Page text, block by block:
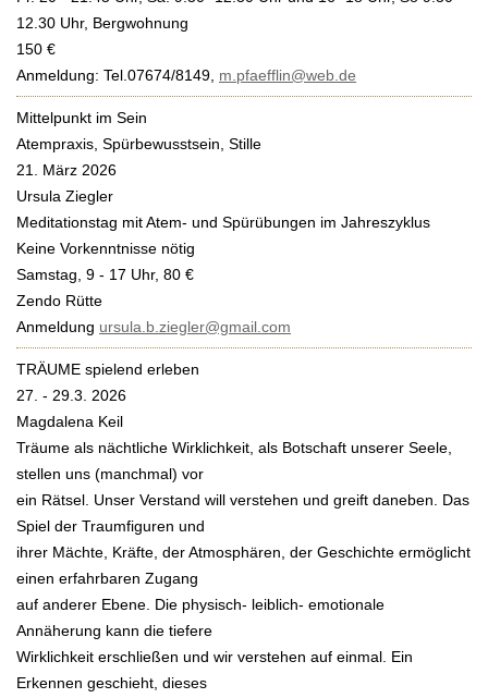
12.30 Uhr, Bergwohnung
150 €
Anmeldung: Tel.07674/8149, m.pfaefflin@web.de
Mittelpunkt im Sein
Atempraxis, Spürbewusstsein, Stille
21. März 2026
Ursula Ziegler
Meditationstag mit Atem- und Spürübungen im Jahreszyklus
Keine Vorkenntnisse nötig
Samstag, 9 - 17 Uhr, 80 €
Zendo Rütte
Anmeldung ursula.b.ziegler@gmail.com
TRÄUME spielend erleben
27. - 29.3. 2026
Magdalena Keil
Träume als nächtliche Wirklichkeit, als Botschaft unserer Seele,
stellen uns (manchmal) vor
ein Rätsel. Unser Verstand will verstehen und greift daneben. Das
Spiel der Traumfiguren und
ihrer Mächte, Kräfte, der Atmosphären, der Geschichte ermöglicht
einen erfahrbaren Zugang
auf anderer Ebene. Die physisch- leiblich- emotionale
Annäherung kann die tiefere
Wirklichkeit erschließen und wir verstehen auf einmal. Ein
Erkennen geschieht, dieses